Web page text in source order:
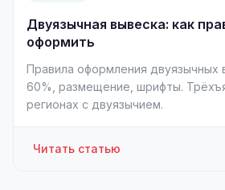
Двуязычная вывеска: как
оформить
Правила оформления двуязычных
60%, размещение, шрифты.
регионах с двуязычием.
Читать статью